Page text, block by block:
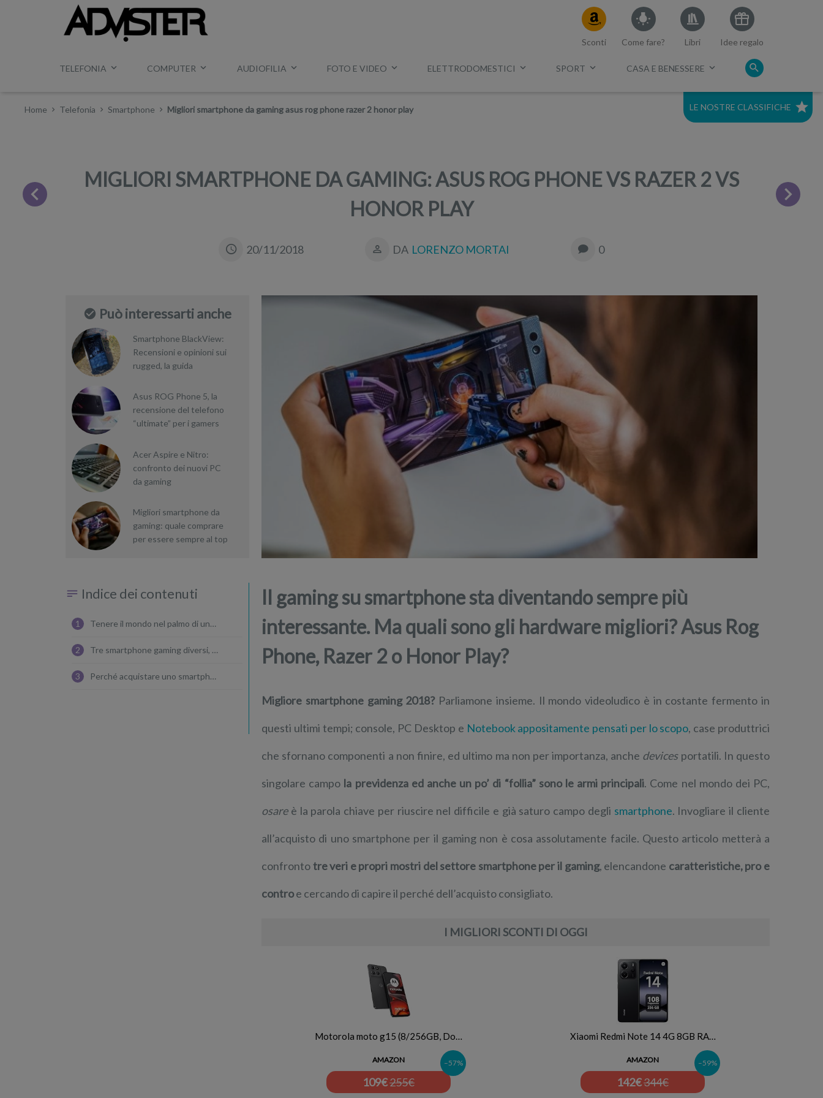
Sconti Come fare? Libri Idee regalo
TELEFONIA COMPUTER AUDIOFILIA FOTO E VIDEO ELETTRODOMESTICI SPORT CASA E BENESSERE
Esempio:miglior tv,lavatrice slim
Home Telefonia Smartphone Migliori smartphone da gaming asus rog phone razer 2 honor play LE NOSTRE CLASSIFICHE
MIGLIORI SMARTPHONE DA GAMING: ASUS ROG PHONE VS RAZER 2 VS
HONOR PLAY
20/11/2018 DA LORENZO MORTAI 0
Può interessarti anche
Smartphone BlackView:
Recensioni e opinioni sui
rugged, la guida
Asus ROG Phone 5, la
recensione del telefono
“ultimate” per i gamers
Acer Aspire e Nitro:
confronto dei nuovi PC
da gaming
Migliori smartphone da
gaming: quale comprare
per essere sempre al top
Indice dei contenuti
1 Tenere il mondo nel palmo di una mano
2 Tre smartphone gaming diversi, tre approcci diversi
3 Perché acquistare uno smartphone gaming nel 2018?
Il gaming su smartphone sta diventando sempre più
interessante. Ma quali sono gli hardware migliori? Asus Rog
Phone, Razer 2 o Honor Play?
Migliore smartphone gaming 2018?Parliamone insieme. Il mondo videoludico è in costante fermento in
questi ultimi tempi; console, PC Desktop e Notebook appositamente pensati per lo scopo, case produttrici
che sfornano componenti a non finire, ed ultimo ma non per importanza, anche devicesportatili. In questo
singolare campo la previdenza ed anche un po’ di “follia” sono le armi principali. Come nel mondo dei PC,
osareè la parola chiave per riuscire nel difficile e già saturo campo degli smartphone. Invogliare il cliente
all’acquisto di uno smartphone per il gaming non è cosa assolutamente facile. Questo articolo metterà a
confrontotre veri e propri mostri del settore smartphone per il gaming, elencandone caratteristiche, pro e
controe cercando di capire il perché dell’acquisto consigliato.
I MIGLIORI SCONTI DI OGGI
Motorola moto g15 (8/256GB, Do…
AMAZON
109€255€
–57%
Xiaomi Redmi Note 14 4G 8GB RA…
AMAZON
142€344€
–59%